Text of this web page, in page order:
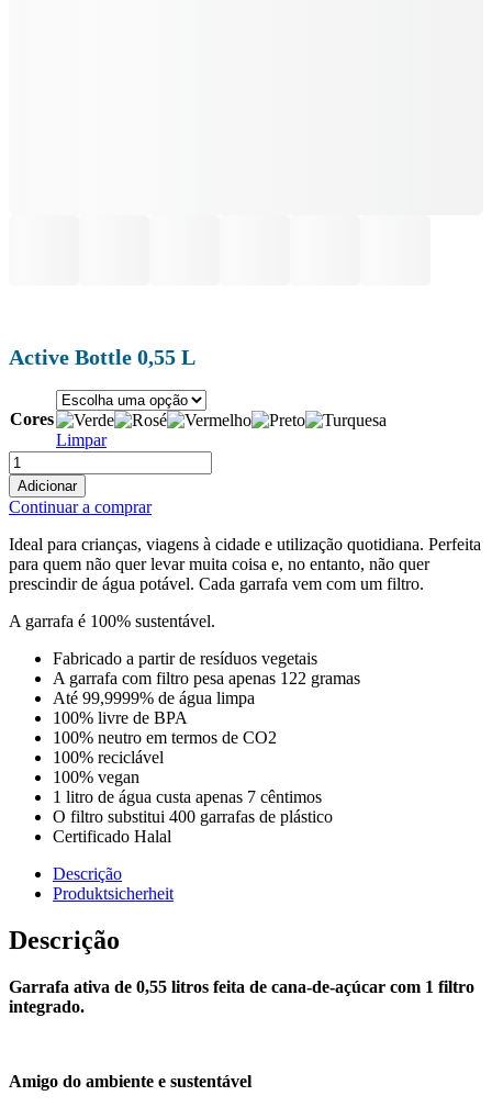
Active Bottle 0,55 L
Cores
Limpar
Quantidade
de
Active
-
Flasche
0,55
L
Adicionar
Continuar a comprar
Ideal para crianças, viagens à cidade e utilização quotidiana. Perfeita
para quem não quer levar muita coisa e, no entanto, não quer
prescindir de água potável. Cada garrafa vem com um filtro.
A garrafa é 100% sustentável.
Fabricado a partir de resíduos vegetais
A garrafa com filtro pesa apenas 122 gramas
Até 99,9999% de água limpa
100% livre de BPA
100% neutro em termos de CO2
100% reciclável
100% vegan
1 litro de água custa apenas 7 cêntimos
O filtro substitui 400 garrafas de plástico
Certificado Halal
Descrição
Produktsicherheit
Descrição
Garrafa ativa de 0,55 litros feita de cana-de-açúcar com 1 filtro
integrado.
Amigo do ambiente e sustentável